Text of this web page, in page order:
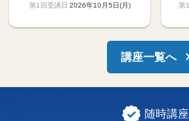
2026年10月5日(月)
講座一覧へ
随時講座